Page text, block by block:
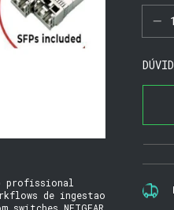
profissional
de ingestao